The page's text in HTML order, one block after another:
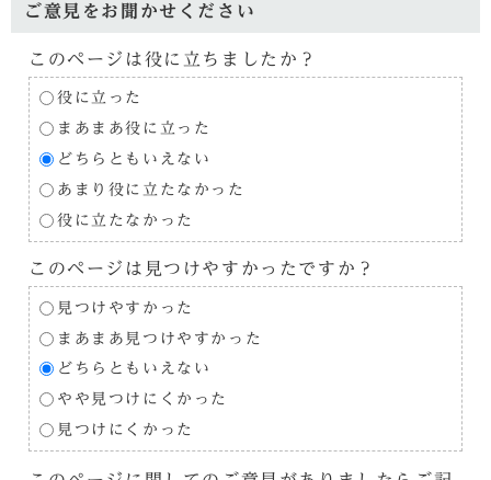
ご意見をお聞かせください
このページは役に立ちましたか？
役に立った
まあまあ役に立った
どちらともいえない
あまり役に立たなかった
役に立たなかった
このページは見つけやすかったですか？
見つけやすかった
まあまあ見つけやすかった
どちらともいえない
やや見つけにくかった
見つけにくかった